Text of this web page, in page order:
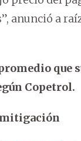
anunció a
que
Copetrol.
mitigación